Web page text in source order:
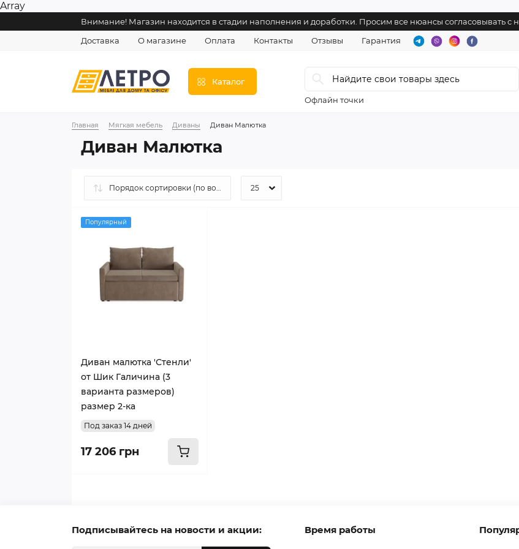
Array
Внимание! Магазин находится в стадии наполнения и доработки. Просим все нюансы согласовывать
Доставка
О магазине Оплата Контакты Отзывы Гарантия
Каталог
Офлайн точки
Главная Мягкая мебель Диваны Диван Малютка
Диван Малютка
Популярный
Диван малютка 'Стенли'
от Шик Галичина (3
варианта размеров)
размер 2-ка
Под заказ 14 дней
17 206 грн
Подписывайтесь на новости и акции: Время работы